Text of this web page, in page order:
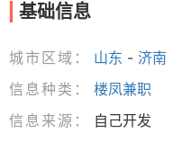
基础信息
城市区域： 山东 - 济南
信息种类：
楼凤兼职
信息来源：
自己开发